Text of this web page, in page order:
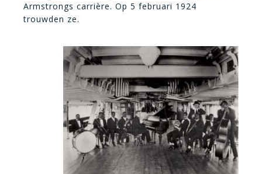
Armstrongs carrière. Op 5 februari 1924
trouwden ze.